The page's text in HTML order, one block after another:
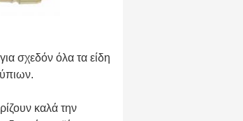
σχεδόν όλα τα είδη
καλά την